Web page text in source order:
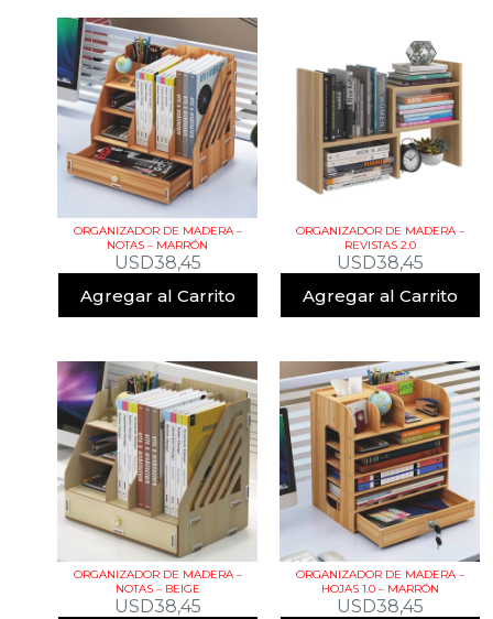
ORGANIZADOR DE MADERA –
NOTAS – MARRÓN
USD38,45
Agregar al Carrito
ORGANIZADOR DE MADERA –
REVISTAS 2.0
USD38,45
Agregar al Carrito
ORGANIZADOR DE MADERA –
NOTAS – BEIGE
USD38,45
ORGANIZADOR DE MADERA –
HOJAS 1.0 – MARRÓN
USD38,45